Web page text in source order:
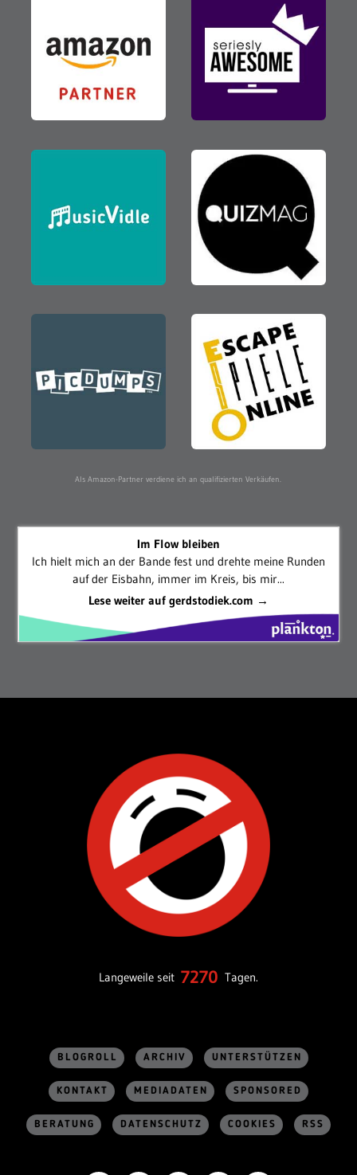
Als Amazon-Partner verdiene ich an qualifizierten Verkäufen.
Im Flow bleiben
Ich hielt mich an der Bande fest und drehte meine Runden
auf der Eisbahn, immer im Kreis, bis mir...
Lese weiter auf gerdstodiek.com →
Langeweile seit 7270 Tagen.
BLOGROLL ARCHIV UNTERSTÜTZEN
KONTAKT MEDIADATEN SPONSORED
BERATUNG DATENSCHUTZ COOKIES RSS